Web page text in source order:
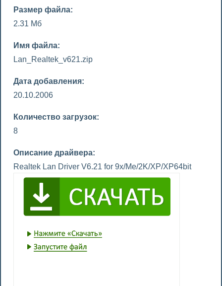
Размер файла:
2.31 Мб
Имя файла:
Lan_Realtek_v621.zip
Дата добавления:
20.10.2006
Количество загрузок:
8
Описание драйвера:
Realtek Lan Driver V6.21 for 9x/Me/2K/XP/XP64bit